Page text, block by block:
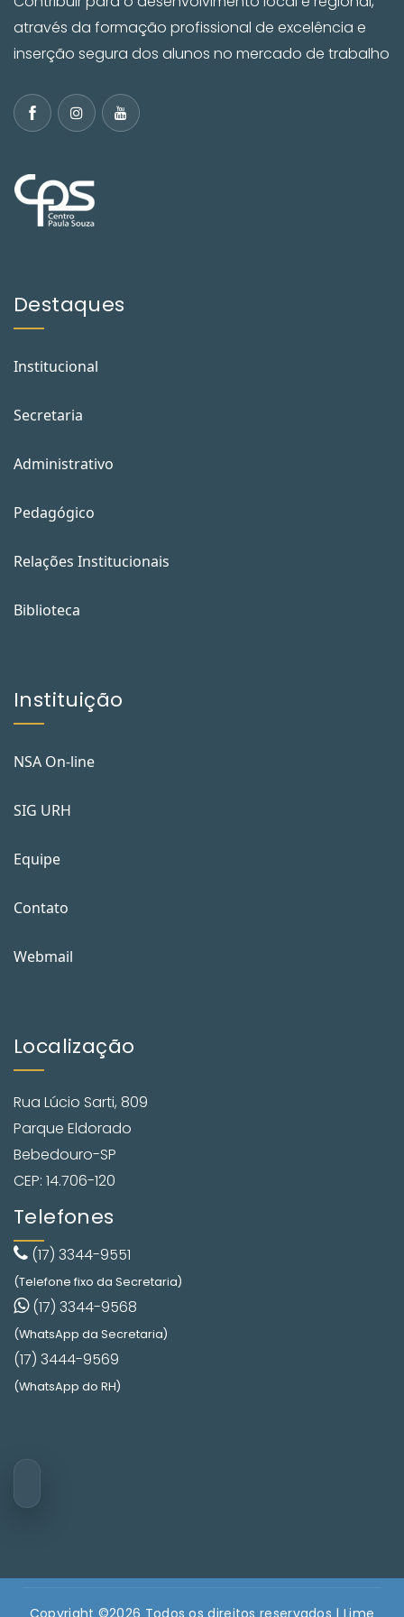
através da formação profissional de excelência e
inserção segura dos alunos no mercado de trabalho
Destaques
Institucional
Secretaria
Administrativo
Pedagógico
Relações Institucionais
Biblioteca
Instituição
NSA On-line
SIG URH
Equipe
Contato
Webmail
Localização
Rua Lúcio Sarti, 809
Parque Eldorado
Bebedouro-SP
CEP: 14.706-120
Telefones
(17) 3344-9551
(Telefone fixo da Secretaria)
(17) 3344-9568
(WhatsApp da Secretaria)
(17) 3444-9569
(WhatsApp do RH)
Copyright ©2026 Todos os direitos reservados | Lime